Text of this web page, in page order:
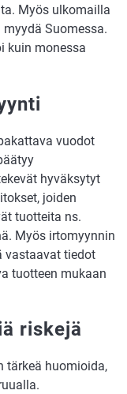
Myös ulkomailla
Suomessa.
kuin monessa
vuodot
hyväksytyt
joiden
tuotteita ns.
Myös irtomyynnin
vastaavat tiedot
tuotteen mukaan
riskejä
tärkeä huomioida,